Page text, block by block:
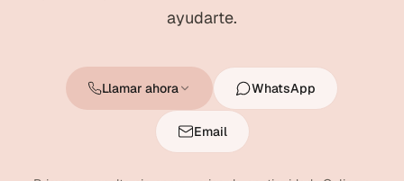
ayudarte.
Llamar ahora WhatsApp
Email